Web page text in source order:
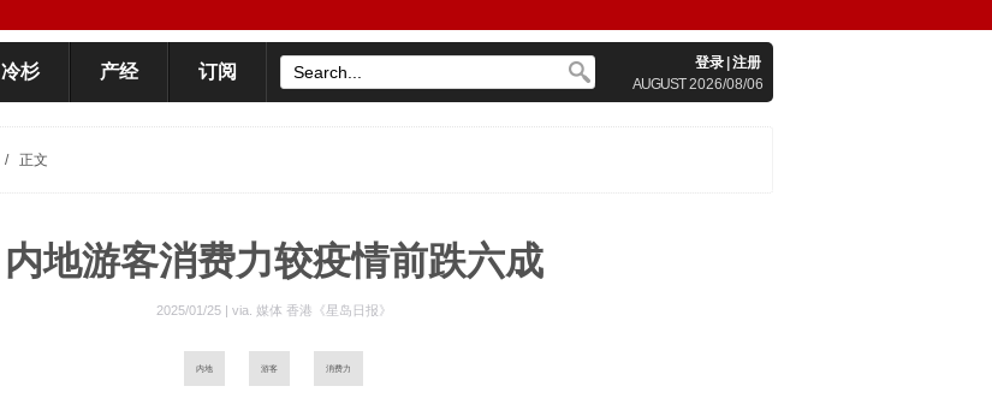
冷杉 产经 订阅 登录 注册
AUGUST2026/08/06
/ 正文
内地游客消费力较疫情前跌六成
2025/01/25 | via. 媒体 香港《星岛日报》
内地 游客 消费力